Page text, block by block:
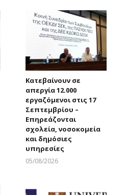
Κατεβαίνουν σε
απεργία 12.000
εργαζόμενοι στις 17
Σεπτεμβρίου –
Επηρεάζονται
σχολεία, νοσοκομεία
και δημόσιες
υπηρεσίες
05/08/2026